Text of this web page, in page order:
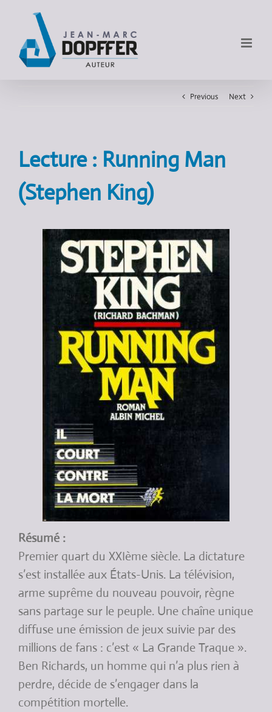
Previous Next
Lecture : Running Man
(Stephen King)
Résumé :
Premier quart du XXIème siècle. La dictature
s’est installée aux États-Unis. La télévision,
arme suprême du nouveau pouvoir, règne
sans partage sur le peuple. Une chaîne unique
diffuse une émission de jeux suivie par des
millions de fans : c’est « La Grande Traque ».
Ben Richards, un homme qui n’a plus rien à
perdre, décide de s’engager dans la
compétition mortelle.